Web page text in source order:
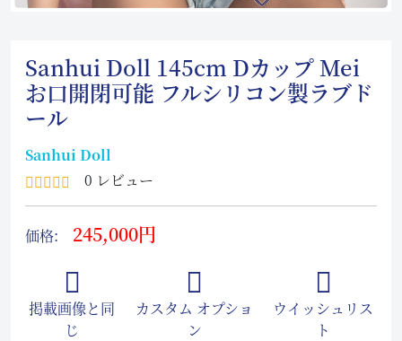
Sanhui Doll 145cm Dカップ Mei
お口開閉可能 フルシリコン製ラブド
ール
Sanhui Doll
0 レビュー
価格: 245,000円
掲載画像と同
じ
カスタム オプショ
ン
ウイッシュリス
ト